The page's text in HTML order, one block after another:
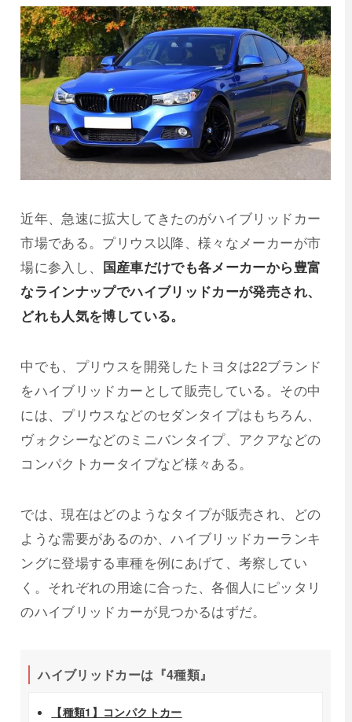
近年、急速に拡大してきたのがハイブリッドカー
市場である。プリウス以降、様々なメーカーが市
場に参入し、 国産車だけでも各メーカーから豊富
なラインナップでハイブリッドカーが発売され、
どれも人気を博している。
中でも、プリウスを開発したトヨタは22ブランド
をハイブリッドカーとして販売している。その中
には、プリウスなどのセダンタイプはもちろん、
ヴォクシーなどのミニバンタイプ、アクアなどの
コンパクトカータイプなど様々ある。
では、現在はどのようなタイプが販売され、どの
ような需要があるのか、ハイブリッドカーランキ
ングに登場する車種を例にあげて、考察してい
く。それぞれの用途に合った、各個人にピッタリ
のハイブリッドカーが見つかるはずだ。
ハイブリッドカーは『4種類』
【種類1】コンパクトカー